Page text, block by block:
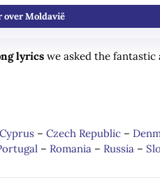
over Moldavië
lyrics we asked the
Cyprus – Czech Republic –
– Romania – Russia –